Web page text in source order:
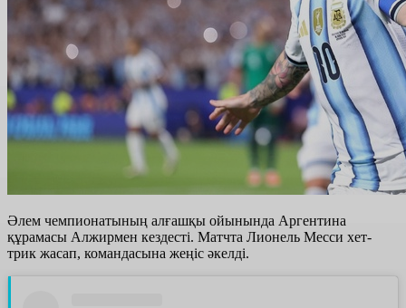
Әлем чемпионатының алғашқы ойынында Аргентина
құрамасы Алжирмен кездесті. Матчта Лионель Месси хет-
трик жасап, командасына жеңіс әкелді.